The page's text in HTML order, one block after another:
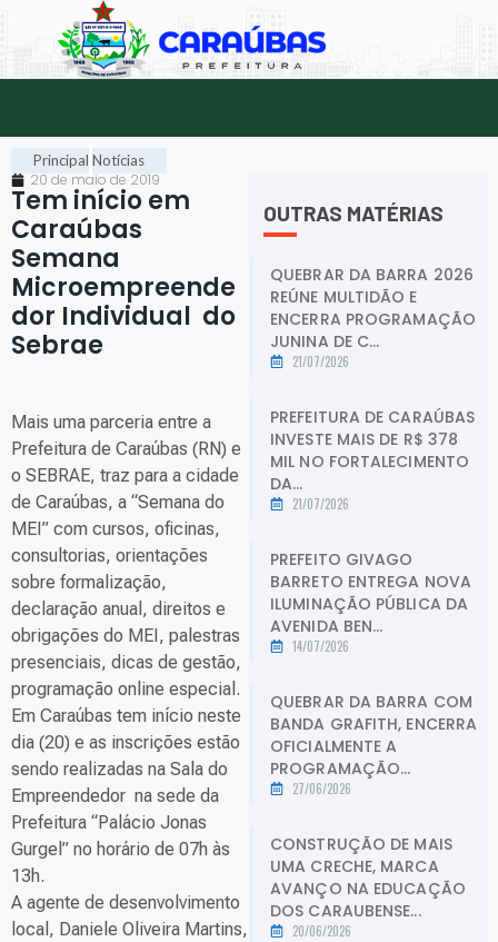
Principal Notícias
20 de maio de 2019
Tem início em
Caraúbas
Semana
Microempreende
dor Individual do
Sebrae
Mais uma parceria entre a
Prefeitura de Caraúbas (RN) e
o SEBRAE, traz para a cidade
de Caraúbas, a “Semana do
MEI” com cursos, oficinas,
consultorias, orientações
sobre formalização,
declaração anual, direitos e
obrigações do MEI, palestras
presenciais, dicas de gestão,
programação online especial.
Em Caraúbas tem início neste
dia (20) e as inscrições estão
sendo realizadas na Sala do
Empreendedor na sede da
Prefeitura “Palácio Jonas
Gurgel” no horário de 07h às
13h.
A agente de desenvolvimento
local, Daniele Oliveira Martins,
OUTRAS MATÉRIAS
QUEBRAR DA BARRA 2026
REÚNE MULTIDÃO E
ENCERRA PROGRAMAÇÃO
JUNINA DE C...
21/07/2026
PREFEITURA DE CARAÚBAS
INVESTE MAIS DE R$ 378
MIL NO FORTALECIMENTO
DA...
21/07/2026
PREFEITO GIVAGO
BARRETO ENTREGA NOVA
ILUMINAÇÃO PÚBLICA DA
AVENIDA BEN...
14/07/2026
QUEBRAR DA BARRA COM
BANDA GRAFITH, ENCERRA
OFICIALMENTE A
PROGRAMAÇÃO...
27/06/2026
CONSTRUÇÃO DE MAIS
UMA CRECHE, MARCA
AVANÇO NA EDUCAÇÃO
DOS CARAUBENSE...
20/06/2026